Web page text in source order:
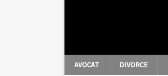
AVOCAT DIVORCE